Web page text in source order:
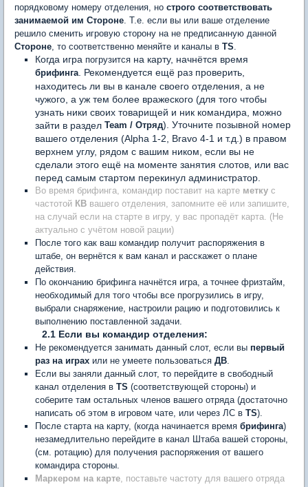
порядковому номеру отделения, но строго соответствовать
занимаемой им Стороне. Т.е. если вы или ваше отделение
решило сменить игровую сторону на не предписанную данной
Стороне, то соответственно меняйте и каналы в TS.
Когда игра погрузится на карту, начнётся время
брифинга . Рекомендуется ещё раз проверить,
находитесь ли вы в канале своего отделения, а не
чужого, а уж тем более вражеского (для того чтобы
узнать ники своих товарищей и ник командира, можно
зайти в раздел Team / Отряд). Уточните позывной номер
вашего отделения (Alpha 1-2, Bravo 4-1 и т.д.) в правом
верхнем углу, рядом с вашим ником, если вы не
сделали этого ещё на моменте занятия слотов, или вас
перед самым стартом перекинул администратор.
Во время брифинга, командир поставит на карте метку с
частотой КВ вашего отделения, запомните её или запишите,
на случай если на старте в игру, у вас пропадёт карта. (Не
актуально с учётом новой рации)
После того как ваш командир получит распоряжения в
штабе, он вернётся к вам канал и расскажет о плане
действия.
По окончанию брифинга начнётся игра, а точнее фризтайм,
необходимый для того чтобы все прогрузились в игру,
выбрали снаряжение, настроили рацию и подготовились к
выполнению поставленной задачи.
2.1 Если вы командир отделения:
Не рекомендуется занимать данный слот, если вы первый
раз на играх или не умеете пользоваться ДВ.
Если вы заняли данный слот, то перейдите в свободный
канал отделения в TS (соответствующей стороны) и
соберите там остальных членов вашего отряда (достаточно
написать об этом в игровом чате, или через ЛС в TS).
После старта на карту, (когда начинается время брифинга)
незамедлительно перейдите в канал Штаба вашей стороны,
(см. ротацию) для получения распоряжения от вашего
командира стороны.
Маркером на карте, поставьте частоту для вашего отряда